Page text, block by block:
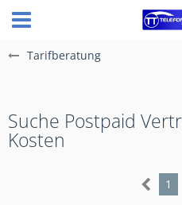
Tarifberatung
Suche Postpaid
Kosten
1